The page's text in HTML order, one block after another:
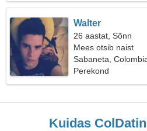
Walter
26 aastat, Sõnn
Mees otsib naist
Sabaneta,
Perekond
Kuidas